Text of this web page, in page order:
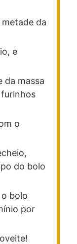
da
e
da massa
o
do bolo
bolo
por